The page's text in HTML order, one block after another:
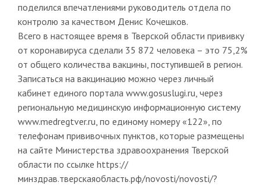
поделился впечатлениями руководитель отдела по
контролю за качеством Денис Кочешков.
Всего в настоящее время в Тверской области прививку
от коронавируса сделали 35 872 человека – это 75,2%
от общего количества вакцины, поступившей в регион.
Записаться на вакцинацию можно через личный
кабинет единого портала www.gosuslugi.ru, через
региональную медицинскую информационную систему
www.medregtver.ru, по единому номеру «122», по
телефонам прививочных пунктов, которые размещены
на сайте Министерства здравоохранения Тверской
области по ссылке https://
минздрав.тверскаяобласть.рф/novosti/novosti/?